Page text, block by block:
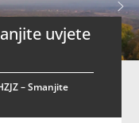
uvjete
– Smanjite